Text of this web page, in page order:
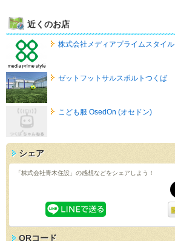
近くのお店
株式会社メディアプライムスタイル
ゼットフットサルスポルトつくば
こども服 OsedOn (オセドン)
シェア
「株式会社青木住設」の感想などをシェアしよう！
QRコード